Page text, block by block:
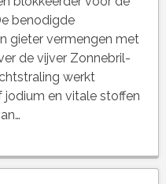
benodigde
gieter vermengen met
de vijver Zonnebril-
werkt
en vitale stoffen